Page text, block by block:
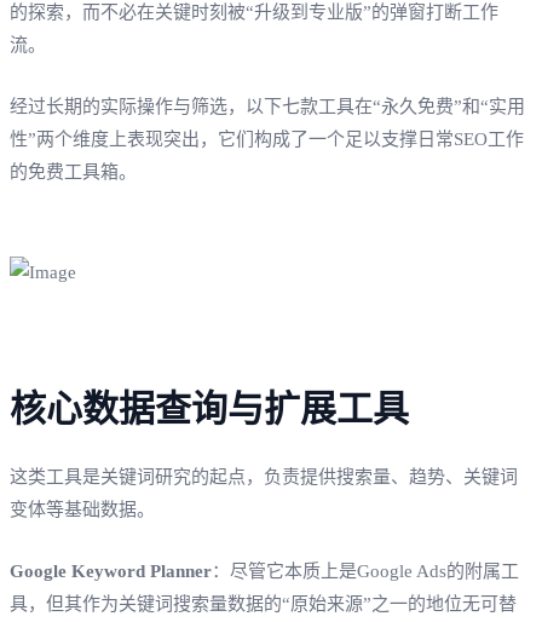
的探索，而不必在关键时刻被“升级到专业版”的弹窗打断工作
流。
经过长期的实际操作与筛选，以下七款工具在“永久免费”和“实用
性”两个维度上表现突出，它们构成了一个足以支撑日常SEO工作
的免费工具箱。
核心数据查询与扩展工具
这类工具是关键词研究的起点，负责提供搜索量、趋势、关键词
变体等基础数据。
Google Keyword Planner：尽管它本质上是Google Ads的附属工
具，但其作为关键词搜索量数据的“原始来源”之一的地位无可替